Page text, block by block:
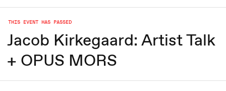
THIS EVENT HAS PASSED
Jacob Kirkegaard: Artist Talk
+ OPUS MORS